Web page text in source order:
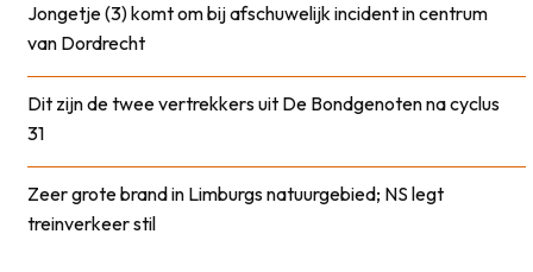
Jongetje (3) komt om bij afschuwelijk incident in centrum
van Dordrecht
Dit zijn de twee vertrekkers uit De Bondgenoten na cyclus
31
Zeer grote brand in Limburgs natuurgebied; NS legt
treinverkeer stil